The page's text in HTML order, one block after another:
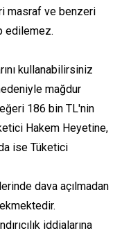
masraf ve benzeri
edilemez.
kullanabilirsiniz
mağdur
186 bin TL'nin
Hakem Heyetine,
ise Tüketici
dava açılmadan
iddialarına